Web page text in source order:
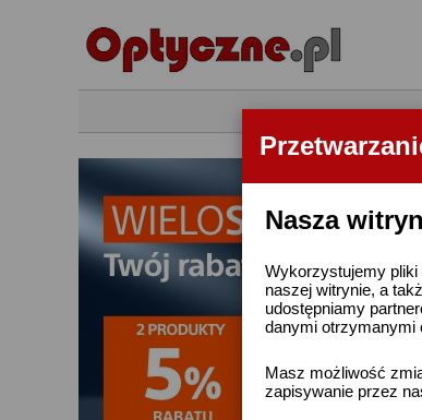
Nasza
Wykorzystujemy pliki
naszej witrynie, a
udostępniamy
danymi otrzymanymi
Masz możliwość
zapisywanie przez